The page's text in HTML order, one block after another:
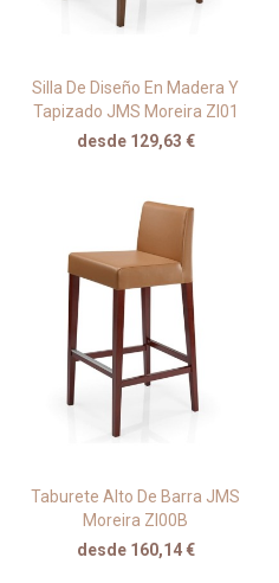
Silla De Diseño En Madera Y
Tapizado JMS Moreira ZI01
desde 129,63 €
Taburete Alto De Barra JMS
Moreira ZI00B
desde 160,14 €